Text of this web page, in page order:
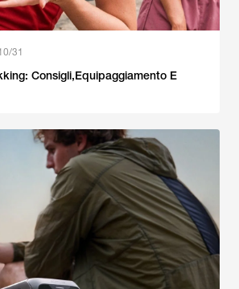
31
Consigli,Equipaggiamento E